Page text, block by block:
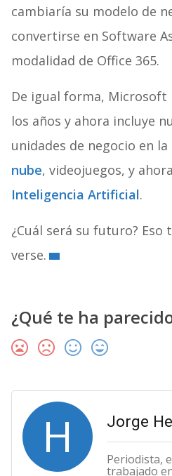
cambiaría su modelo de
convertirse en Software
modalidad de Office 365.
De igual forma, Microsoft
los años y ahora incluye
unidades de negocio en la
nube, videojuegos, y
Inteligencia Artificial.
¿Cuál será su futuro?
verse.
¿Qué te ha
H Jorge
Periodista,
trabajado